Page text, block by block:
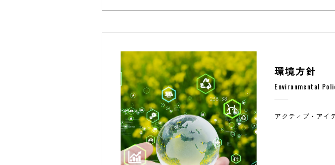
環境方針
Environmental
アクティブ・アイ